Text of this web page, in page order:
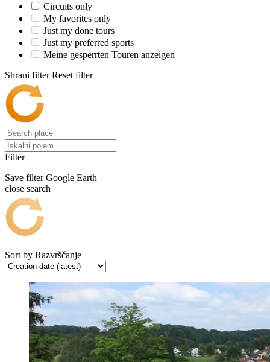
Circuits only
My favorites only
Just my done tours
Just my preferred sports
Meine gesperrten Touren anzeigen
Shrani filter Reset filter
Filter
Save filter Google Earth
close search
Sort by Razvrščanje